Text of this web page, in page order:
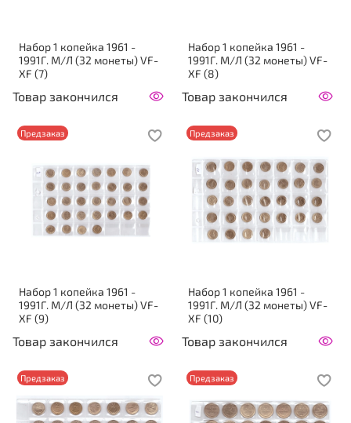
Набор 1 копейка 1961 -
1991Г. М/Л (32 монеты) VF-
XF (7)
Товар закончился
Набор 1 копейка 1961 -
1991Г. М/Л (32 монеты) VF-
XF (8)
Товар закончился
Предзаказ
Набор 1 копейка 1961 -
1991Г. М/Л (32 монеты) VF-
XF (9)
Товар закончился
Предзаказ
Набор 1 копейка 1961 -
1991Г. М/Л (32 монеты) VF-
XF (10)
Товар закончился
Предзаказ Предзаказ